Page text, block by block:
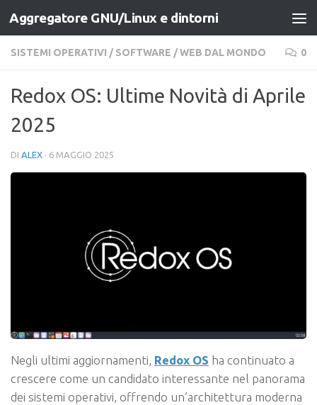
Salta al contenuto
Aggregatore GNU/Linux e dintorni
SISTEMI OPERATIVI / SOFTWARE /WEB DAL MONDO 0
Redox OS: Ultime Novità di Aprile
2025
DI ALEX · 6 MAGGIO 2025
Negli ultimi aggiornamenti, Redox OS ha continuato a
crescere come un candidato interessante nel panorama
dei sistemi operativi, offrendo un’architettura moderna